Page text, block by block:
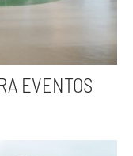
EVENTOS